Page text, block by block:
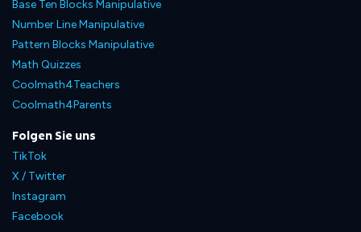
Base Ten Blocks Manipulative
Number Line Manipulative
Pattern Blocks Manipulative
Math Quizzes
Coolmath4Teachers
Coolmath4Parents
Folgen Sie uns
TikTok
X / Twitter
Instagram
Facebook